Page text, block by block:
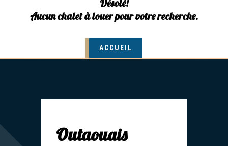
Désolé!
Aucun chalet à louer pour votre recherche.
ACCUEIL
Outaouais